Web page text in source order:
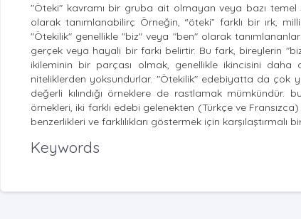
"Öteki" kavramı bir gruba ait olmayan veya bazı
olarak tanımlanabilirç Örneğin, “öteki” farklı bir ırk,
"Ötekilik" genellikle "biz" veya "ben" olarak
gerçek veya hayali bir farkı belirtir. Bu fark, bireylerin
ikileminin bir parçası olmak, genellikle ikincisini
niteliklerden yoksundurlar. "Ötekilik" edebiyatta da çok
değerli kılındığı örneklere de rastlamak mümkündür.
örnekleri, iki farklı edebi gelenekten (Türkçe ve
benzerlikleri ve farklılıkları göstermek için karşılaştırmalı
Keywords